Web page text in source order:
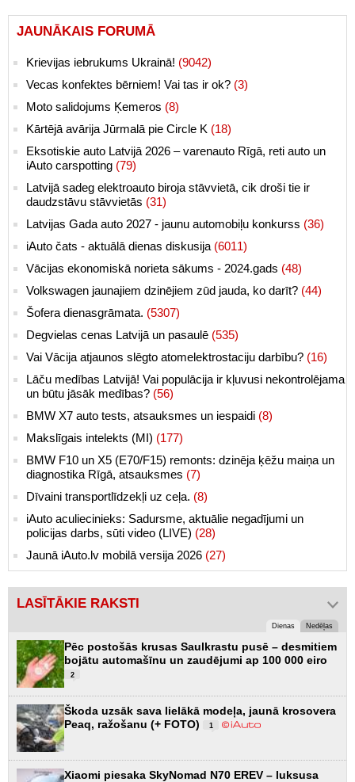
JAUNĀKAIS FORUMĀ
Krievijas iebrukums Ukrainā! (9042)
Vecas konfektes bērniem! Vai tas ir ok? (3)
Moto salidojums Ķemeros (8)
Kārtējā avārija Jūrmalā pie Circle K (18)
Eksotiskie auto Latvijā 2026 – varenauto Rīgā, reti auto un
iAuto carspotting (79)
Latvijā sadeg elektroauto biroja stāvvietā, cik droši tie ir
daudzstāvu stāvvietās (31)
Latvijas Gada auto 2027 - jaunu automobiļu konkurss (36)
iAuto čats - aktuālā dienas diskusija (6011)
Vācijas ekonomiskā norieta sākums - 2024.gads (48)
Volkswagen jaunajiem dzinējiem zūd jauda, ko darīt? (44)
Šofera dienasgrāmata. (5307)
Degvielas cenas Latvijā un pasaulē (535)
Vai Vācija atjaunos slēgto atomelektrostaciju darbību? (16)
Lāču medības Latvijā! Vai populācija ir kļuvusi nekontrolējama
un būtu jāsāk medības? (56)
BMW X7 auto tests, atsauksmes un iespaidi (8)
Makslīgais intelekts (MI) (177)
BMW F10 un X5 (E70/F15) remonts: dzinēja ķēžu maiņa un
diagnostika Rīgā, atsauksmes (7)
Dīvaini transportlīdzekļi uz ceļa. (8)
iAuto aculiecinieks: Sadursme, aktuālie negadījumi un
policijas darbs, sūti video (LIVE) (28)
Jaunā iAuto.lv mobilā versija 2026 (27)
LASĪTĀKIE RAKSTI
Dienas Nedēļas
Pēc postošās krusas Saulkrastu pusē – desmitiem
bojātu automašīnu un zaudējumi ap 100 000 eiro
2
Škoda uzsāk sava lielākā modeļa, jaunā krosovera
Peaq, ražošanu (+ FOTO)
1
Xiaomi piesaka SkyNomad N70 EREV – luksusa